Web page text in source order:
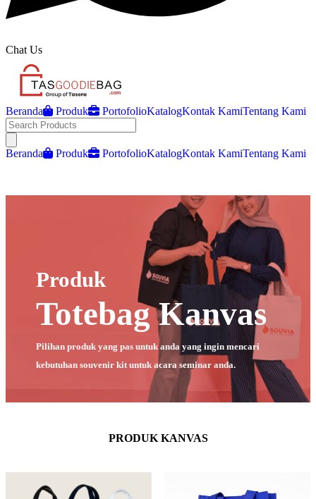
Chat Us
Beranda Produk PortofolioKatalogKontak KamiTentang Kami
Beranda Produk PortofolioKatalogKontak KamiTentang Kami
Produk
Totebag Kanvas
Pilihan produk yang pas untuk anda yang ingin mencari
kebutuhan souvenir kit untuk acara seminar anda.
PRODUK KANVAS